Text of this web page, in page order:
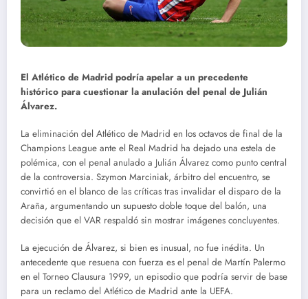
El Atlético de Madrid podría apelar a un precedente
histórico para cuestionar la anulación del penal de Julián
Álvarez.
La eliminación del Atlético de Madrid en los octavos de final de la
Champions League ante el Real Madrid ha dejado una estela de
polémica, con el penal anulado a Julián Álvarez como punto central
de la controversia. Szymon Marciniak, árbitro del encuentro, se
convirtió en el blanco de las críticas tras invalidar el disparo de la
Araña, argumentando un supuesto doble toque del balón, una
decisión que el VAR respaldó sin mostrar imágenes concluyentes.
La ejecución de Álvarez, si bien es inusual, no fue inédita. Un
antecedente que resuena con fuerza es el penal de Martín Palermo
en el Torneo Clausura 1999, un episodio que podría servir de base
para un reclamo del Atlético de Madrid ante la UEFA.